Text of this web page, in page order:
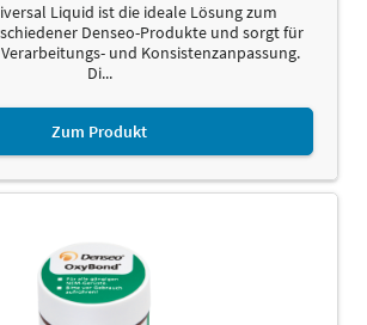
Liquid ist die ideale Lösung zum
Denseo-Produkte und sorgt für
und Konsistenzanpassung.
Di...
Zum Produkt